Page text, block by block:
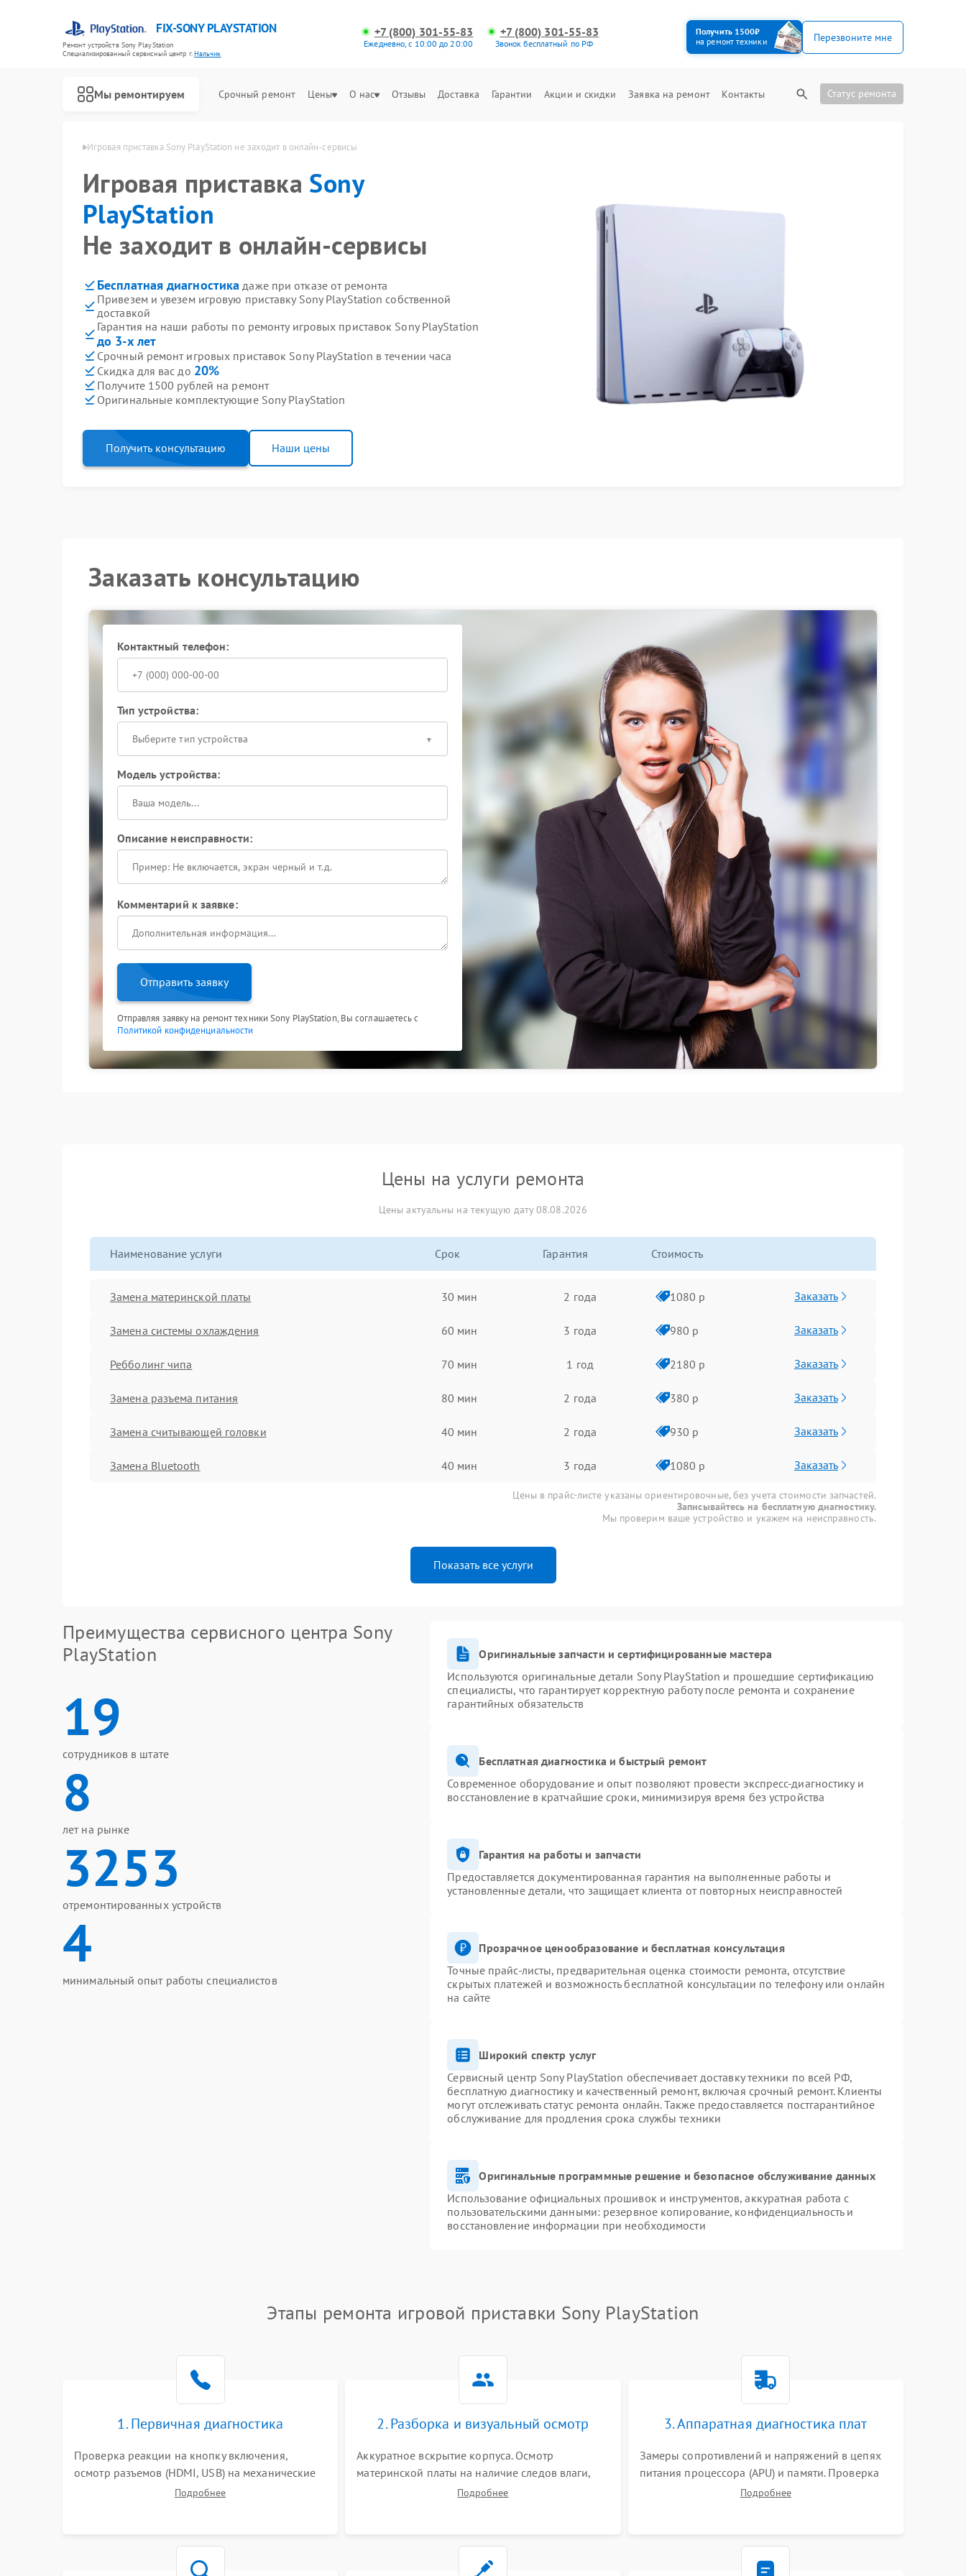
FIX-SONY PLAYSTATION
Ремонт устройств Sony PlayStation
Специализированный cервисный центр г.Нальчик
+7 (800) 301-55-83
Ежедневно, с 10:00 до 20:00
+7 (800) 301-55-83
Звонок бесплатный по РФ
Получить 1500₽
на ремонт техники
Перезвоните мне
Мы ремонтируем Срочный ремонт Цены О нас Отзывы Доставка Гарантии Акции и скидки Заявка на ремонт Контакты Статус ремонта
Игровая приставка Sony PlayStation не заходит в онлайн-сервисы
Игровая приставка Sony
PlayStation
Не заходит в онлайн-сервисы
Бесплатная диагностика даже при отказе от ремонта
Привезем и увезем игровую приставку Sony PlayStation собственной
доставкой
Гарантия на наши работы по ремонту игровых приставок Sony PlayStation
до 3-х лет
Срочный ремонт игровых приставок Sony PlayStation в течении часа
Скидка для вас до 20%
Получите 1500 рублей на ремонт
Оригинальные комплектующие Sony PlayStation
Получить консультацию Наши цены
Заказать консультацию
Контактный телефон:
Тип устройства:
Выберите тип устройства
Модель устройства:
Описание неисправности:
Комментарий к заявке:
Отправить заявку
Отправляя заявку на ремонт техники Sony PlayStation, Вы соглашаетесь с
Политикой конфиденциальности
Цены на услуги ремонта
Цены актуальны на текущую дату 08.08.2026
Наименование услуги Срок Гарантия Стоимость
Замена материнской платы 30 мин 2 года 1080 р Заказать
Замена системы охлаждения 60 мин 3 года 980 р Заказать
Ребболинг чипа 70 мин 1 год 2180 р Заказать
Замена разъема питания 80 мин 2 года 380 р Заказать
Замена считывающей головки 40 мин 2 года 930 р Заказать
Замена Bluetooth 40 мин 3 года 1080 р Заказать
Цены в прайс-листе указаны ориентировочные, без учета стоимости запчастей.
Записывайтесь на бесплатную диагностику.
Мы проверим ваше устройство и укажем на неисправность.
Показать все услуги
Преимущества сервисного центра Sony
PlayStation
19
сотрудников в штате
8
лет на рынке
3253
отремонтированных устройств
4
минимальный опыт работы специалистов
Оригинальные запчасти и сертифицированные мастера
Используются оригинальные детали Sony PlayStation и прошедшие сертификацию
специалисты, что гарантирует корректную работу после ремонта и сохранение
гарантийных обязательств
Бесплатная диагностика и быстрый ремонт
Современное оборудование и опыт позволяют провести экспресс-диагностику и
восстановление в кратчайшие сроки, минимизируя время без устройства
Гарантия на работы и запчасти
Предоставляется документированная гарантия на выполненные работы и
установленные детали, что защищает клиента от повторных неисправностей
Прозрачное ценообразование и бесплатная консультация
Точные прайс-листы, предварительная оценка стоимости ремонта, отсутствие
скрытых платежей и возможность бесплатной консультации по телефону или онлайн
на сайте
Широкий спектр услуг
Сервисный центр Sony PlayStation обеспечивает доставку техники по всей РФ,
бесплатную диагностику и качественный ремонт, включая срочный ремонт. Клиенты
могут отслеживать статус ремонта онлайн. Также предоставляется постгарантийное
обслуживание для продления срока службы техники
Оригинальные программные решение и безопасное обслуживание данных
Использование официальных прошивок и инструментов, аккуратная работа с
пользовательскими данными: резервное копирование, конфиденциальность и
восстановление информации при необходимости
Этапы ремонта игровой приставки Sony PlayStation
1. Первичная диагностика
Проверка реакции на кнопку включения,
осмотр разъемов (HDMI, USB) на механические
повреждения. Оценка кодов ошибок на экране
Подробнее
2. Разборка и визуальный осмотр
Аккуратное вскрытие корпуса. Осмотр
материнской платы на наличие следов влаги,
коррозии, прогаров и поврежденных
Подробнее
3. Аппаратная диагностика плат
Замеры сопротивлений и напряжений в цепях
питания процессора (APU) и памяти. Проверка
HDMI-контроллера, микросхем флеш-памяти и
Подробнее